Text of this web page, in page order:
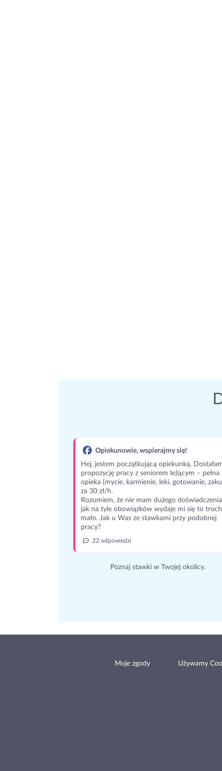
Opiekunowie, wspierajmy się!
Hej, jestem początkującą opiekunką.
propozycję pracy z seniorem leżącym – pełna
opieka (mycie, karmienie, leki, gotowanie,
za 30 zł/h.
Rozumiem, że nie mam dużego
jak na tyle obowiązków wydaje mi się to
mało. Jak u Was ze stawkami przy podobnej
pracy?
22 odpowiedzi
Poznaj stawki w Twojej okolicy.
Moje zgody Używamy